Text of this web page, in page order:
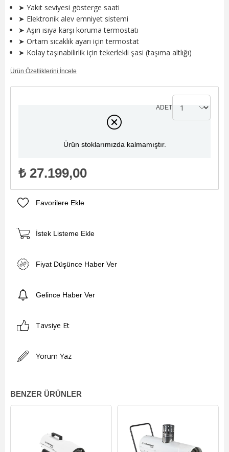
➤ Yakıt seviyesi gösterge saati
➤ Elektronik alev emniyet sistemi
➤ Aşırı ısıya karşı koruma termostatı
➤ Ortam sıcaklık ayarı için termostat
➤ Kolay taşınabilirlik için tekerlekli şasi (taşıma altlığı)
Ürün Özelliklerini İncele
Ürün stoklarımızda kalmamıştır.
₺ 27.199,00
ADET
Favorilere Ekle
İstek Listeme Ekle
Fiyat Düşünce Haber Ver
Gelince Haber Ver
Tavsiye Et
Yorum Yaz
BENZER ÜRÜNLER